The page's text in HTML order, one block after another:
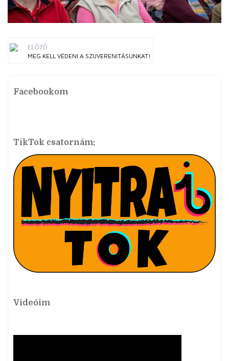
ELŐZŐ
MEG KELL VÉDENI A SZUVERENITÁSUNKAT!
Facebookom
TikTok csatornám:
Videóim